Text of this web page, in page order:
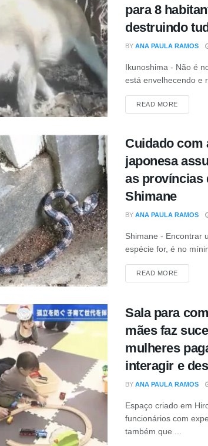
para 8
destruindo
BY ANA PAULA RAMOS
Ikunoshima - Não é
está envelhecendo e
READ MOREDETAILS
Cuidado com
japonesa
as províncias
Shimane
BY ANA PAULA RAMOS
Shimane - Encontrar
espécie for, é no
READ MOREDETAILS
Sala para
mães faz
mulheres
interagir e
BY ANA PAULA RAMOS
Espaço criado em
funcionários com
também que ...